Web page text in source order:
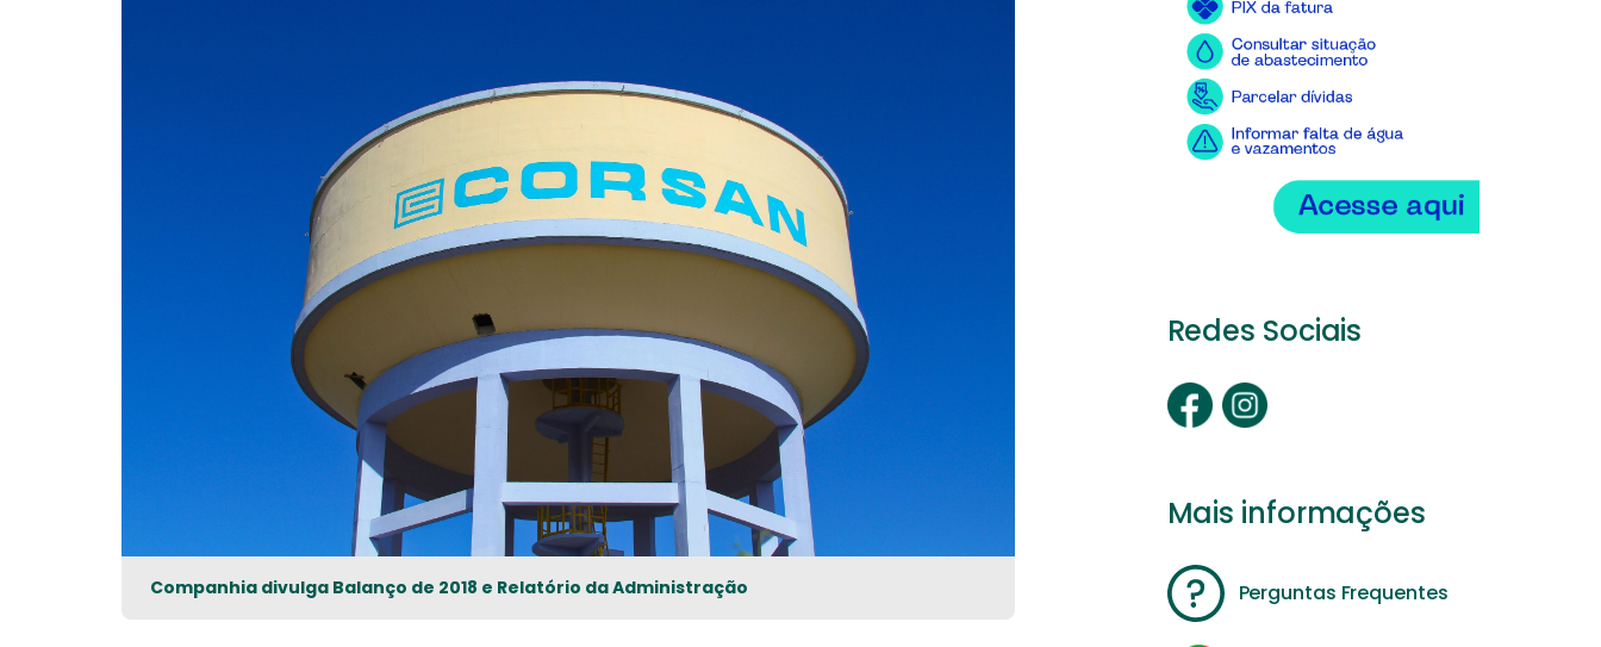
Companhia divulga Balanço de 2018 e Relatório da Administração
Redes Sociais
Mais informações
Perguntas Frequentes